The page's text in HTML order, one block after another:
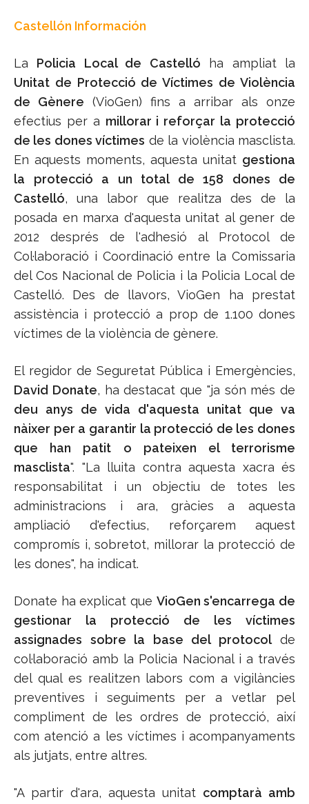
Castellón Información
La Policia Local de Castelló ha ampliat la
Unitat de Protecció de Víctimes de Violència
de Gènere (VioGen) fins a arribar als onze
efectius per a millorar i reforçar la protecció
de les dones víctimes de la violència masclista.
En aquests moments, aquesta unitat gestiona
la protecció a un total de 158 dones de
Castelló, una labor que realitza des de la
posada en marxa d'aquesta unitat al gener de
2012 després de l'adhesió al Protocol de
Col·laboració i Coordinació entre la Comissaria
del Cos Nacional de Policia i la Policia Local de
Castelló. Des de llavors, VioGen ha prestat
assistència i protecció a prop de 1.100 dones
víctimes de la violència de gènere.
El regidor de Seguretat Pública i Emergències,
David Donate, ha destacat que "ja són més de
deu anys de vida d'aquesta unitat que va
nàixer per a garantir la protecció de les dones
que han patit o pateixen el terrorisme
masclista". "La lluita contra aquesta xacra és
responsabilitat i un objectiu de totes les
administracions i ara, gràcies a aquesta
ampliació d'efectius, reforçarem aquest
compromís i, sobretot, millorar la protecció de
les dones", ha indicat.
Donate ha explicat que VioGen s'encarrega de
gestionar la protecció de les víctimes
assignades sobre la base del protocolde
col·laboració amb la Policia Nacional i a través
del qual es realitzen labors com a vigilàncies
preventives i seguiments per a vetlar pel
compliment de les ordres de protecció, així
com atenció a les víctimes i acompanyaments
als jutjats, entre altres.
"A partir d'ara, aquesta unitat comptarà amb